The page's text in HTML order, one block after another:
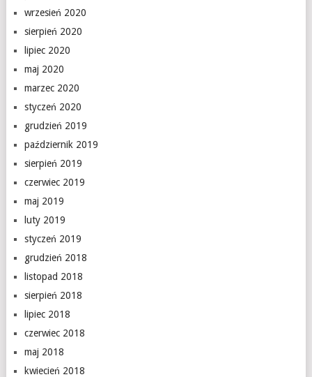
wrzesień 2020
sierpień 2020
lipiec 2020
maj 2020
marzec 2020
styczeń 2020
grudzień 2019
październik 2019
sierpień 2019
czerwiec 2019
maj 2019
luty 2019
styczeń 2019
grudzień 2018
listopad 2018
sierpień 2018
lipiec 2018
czerwiec 2018
maj 2018
kwiecień 2018